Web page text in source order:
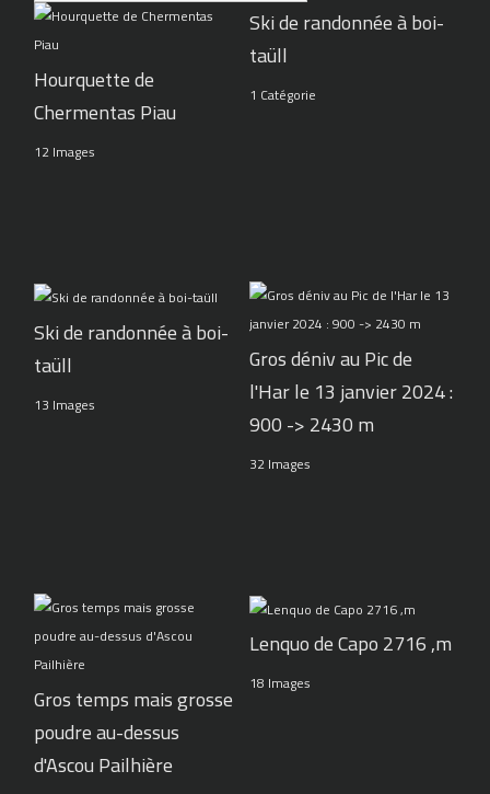
Hourquette de
Chermentas Piau
12 Images
Ski de randonnée à boi-
taüll
1 Catégorie
Ski de randonnée à boi-
taüll
13 Images
Gros déniv au Pic de
l'Har le 13 janvier 2024 :
900 -> 2430 m
32 Images
Gros temps mais grosse
poudre au-dessus
d'Ascou Pailhière
Lenquo de Capo 2716 ,m
18 Images